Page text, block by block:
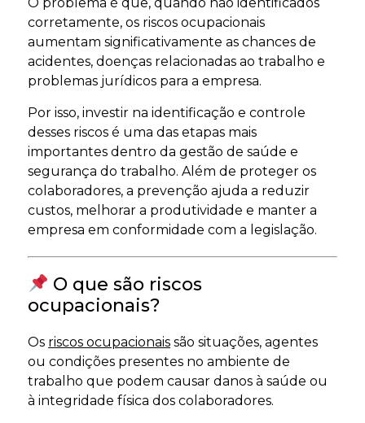
O problema é que, quando não identificados
corretamente, os riscos ocupacionais
aumentam significativamente as chances de
acidentes, doenças relacionadas ao trabalho e
problemas jurídicos para a empresa.
Por isso, investir na identificação e controle
desses riscos é uma das etapas mais
importantes dentro da gestão de saúde e
segurança do trabalho. Além de proteger os
colaboradores, a prevenção ajuda a reduzir
custos, melhorar a produtividade e manter a
empresa em conformidade com a legislação.
O que são riscos
ocupacionais?
Os riscos ocupacionais são situações, agentes
ou condições presentes no ambiente de
trabalho que podem causar danos à saúde ou
à integridade física dos colaboradores.